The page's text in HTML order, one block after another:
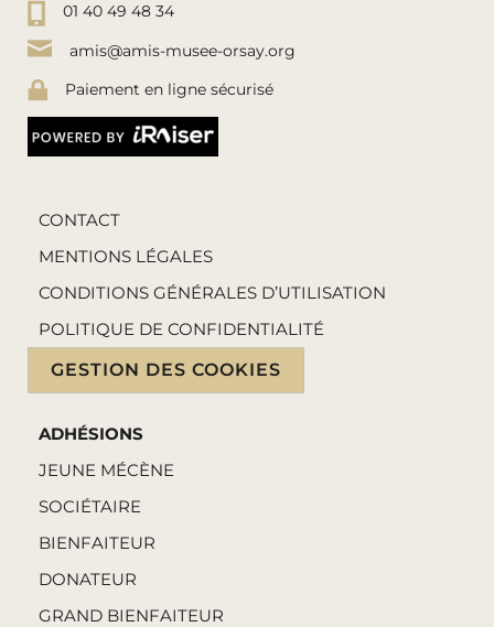
01 40 49 48 34
amis@amis-musee-orsay.org
Paiement en ligne sécurisé
CONTACT
MENTIONS LÉGALES
CONDITIONS GÉNÉRALES D’UTILISATION
POLITIQUE DE CONFIDENTIALITÉ
GESTION DES COOKIES
ADHÉSIONS
JEUNE MÉCÈNE
SOCIÉTAIRE
BIENFAITEUR
DONATEUR
GRAND BIENFAITEUR